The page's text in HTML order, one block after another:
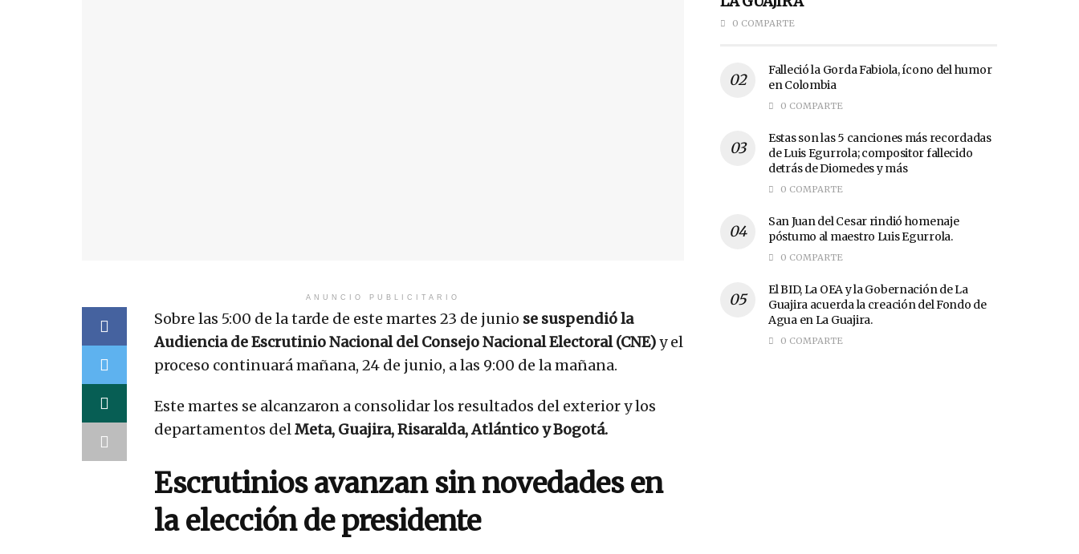
ANUNCIO PUBLICITARIO
Sobre las 5:00 de la tarde de este martes 23 de junio se suspendióla
Audiencia de Escrutinio Nacional del Consejo Nacional Electoral (CNE)y el
proceso continuará mañana, 24 de junio, a las 9:00 de la mañana.
Este martes se alcanzaron a consolidar los resultados del exterior y los
departamentos delMeta, Guajira, Risaralda, Atlántico y Bogotá.
Escrutinios avanzan sin novedades en
la elección de presidente
0 COMPARTE
Falleció la Gorda Fabiola, ícono del humor
en Colombia
0 COMPARTE
Estas son las 5 canciones más recordadas
de Luis Egurrola; compositor fallecido
detrás de Diomedes y más
0 COMPARTE
San Juan del Cesar rindió homenaje
póstumo al maestro Luis Egurrola.
0 COMPARTE
El BID, La OEA y la Gobernación de La
Guajira acuerda la creación del Fondo de
Agua en La Guajira.
0 COMPARTE